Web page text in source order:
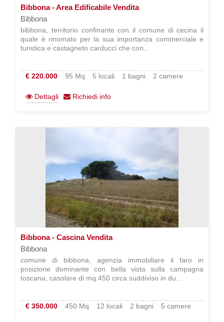
Bibbona - Area Edificabile Vendita
Bibbona
bibbona, territorio confinante con il comune di cecina il
quale è rinomato per la sua importanza commerciale e
turistica e castagneto carducci che con...
€ 220.000 95 Mq 5 locali 1 bagni 2 camere
Dettagli Richiedi info
Bibbona - Cascina Vendita
Bibbona
comune di bibbona, agenzia immobiliare il faro in
posizione dominante con bella vista sulla campagna
toscana, casolare di mq.450 circa suddiviso in du...
€ 350.000 450 Mq 12 locali 2 bagni 5 camere